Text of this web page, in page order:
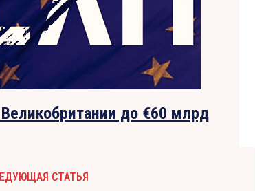
до €60 млрд
СТАТЬЯ